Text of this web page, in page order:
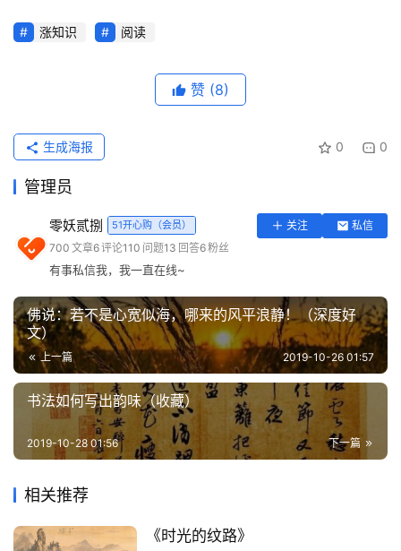
首
日
一
读
用
具
问
答
专
常
网
址
登录 注册
在滚滚红尘里，学会谦卑向上，时刻用虔诚的心，盥洗自己
无论什么时候，都应该学会自我检讨，发现自己的不足处，
然后纠正，做到更好。人生是越过越短的，过去的错误，我
们回不去，能做到的只能是用未来的时间，去弥补，去认
好自己的一言一行。犯错多半，是因为心魔太重，蒙蔽了你
涨知识 阅读
赞 (8)
0 0
生成海报
管理员
零妖贰捌 51开心购（会员） 关注
私信
700 文章6评论110 问题13 回答6粉丝
有事私信我，我一直在线~
佛说：若不是心宽似海，哪来的风平浪静！（深度好
文）
上一篇 2019-10-26 01:57
书法如何写出韵味（收藏）
下一篇
2019-10-28 01:56
相关推荐
《时光的纹路》